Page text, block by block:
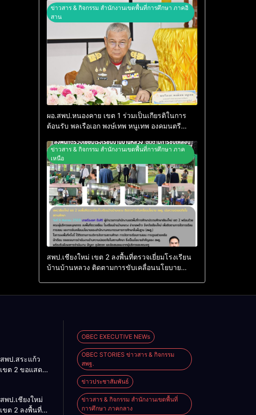
ข่าวสาร & กิจกรรม สำนักงานเขตพื้นที่การศึกษา ภาคอิ
สาน
ผอ.สพป.หนองคาย เขต 1 ร่วมเป็นเกียรติในการ
ต้อนรับ พลเรือเอก พงษ์เทพ หนูเทพ องคมนตรี
เคราะห์ ในพระบรมราชูปถัมภ์ ไปตรวจเยี่ยม
โรงเรียนราชประชานุเคราะห์ 14
ข่าวสาร & กิจกรรม สำนักงานเขตพื้นที่การศึกษา ภาค
เหนือ
สพป.เชียงใหม่ เขต 2 ลงพื้นที่ตรวจเยี่ยมโรงเรียน
บ้านบ้านหลวง ติดตามการขับเคลื่อนนโยบาย
สพป.สระแก้ว
เขต 2 ขอแสดง
2569
สพป.เชียงใหม่
เขต 2 ลงพื้นที่
OBEC EXECUTIVE NEWs
OBEC STORIES ข่าวสาร & กิจกรรม
สพฐ.
ข่าวประชาสัมพันธ์
ข่าวสาร & กิจกรรม สำนักงานเขตพื้นที่
การศึกษา ภาคกลาง